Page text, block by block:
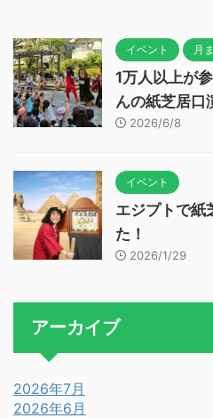
イベント 月
1万人以上が
んの紙芝居口
2026/6/8
イベント
エジプトで紙
た！
2026/1/29
アーカイブ
2026年7月
2026年6月